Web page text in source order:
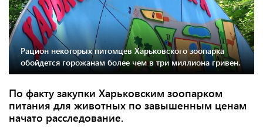
Рацион некоторых питомцев Харьковского зоопарка
обойдется горожанам более чем в три миллиона гривен.
По факту закупки Харьковским зоопарком
питания для животных по завышенным ценам
начато расследование.